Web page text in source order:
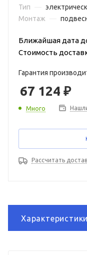
Тип
Монтаж
Ближайшая дата
Стоимость
Гарантия
67 124 ₽
Много
Рассчитать
Характеристики